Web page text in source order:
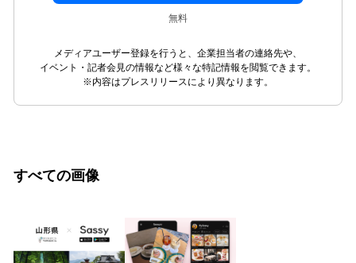
無料
メディアユーザー登録を行うと、企業担当者の連絡先や、
イベント・記者会見の情報など様々な特記情報を閲覧できます。
※内容はプレスリリースにより異なります。
すべての画像